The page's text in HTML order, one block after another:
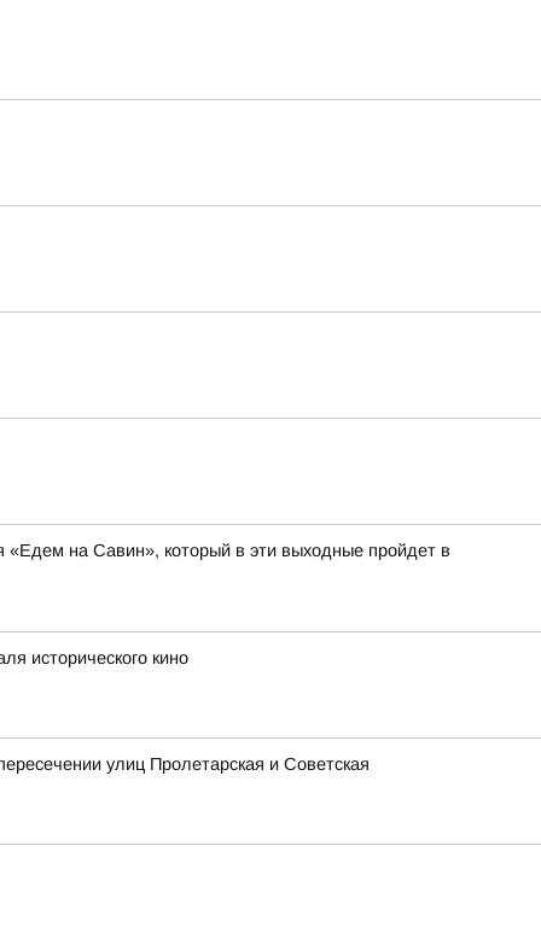
«Едем на Савин», который в эти выходные пройдет в
исторического кино
улиц Пролетарская и Советская